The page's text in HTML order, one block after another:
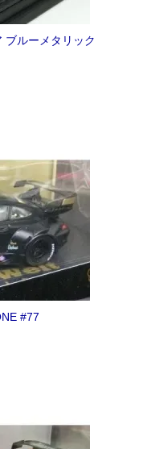
ブルーメタリック
#77